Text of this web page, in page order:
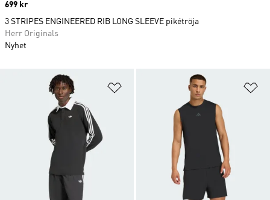
Lägg till på önskelistan
Price
699 kr
3 STRIPES ENGINEERED RIB LONG SLEEVE pikétröja
Herr Originals
Nyhet